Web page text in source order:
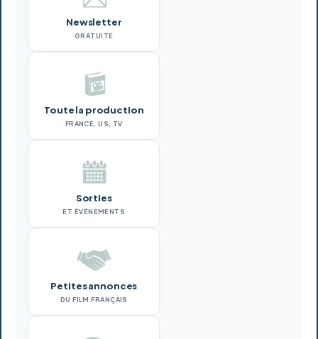
Newsletter
GRATUITE
Toute la production
FRANCE, US, TV
Sorties
ET ÉVÉNEMENTS
Petites annonces
DU FILM FRANÇAIS